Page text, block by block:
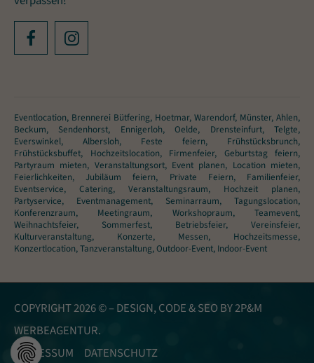
Eventlocation, Brennerei Bütfering, Hoetmar, Warendorf, Münster, Ahlen,
Beckum, Sendenhorst, Ennigerloh, Oelde, Drensteinfurt, Telgte,
Everswinkel, Albersloh, Feste feiern, Frühstücksbrunch,
Frühstücksbuffet, Hochzeitslocation, Firmenfeier, Geburtstag feiern,
Partyraum mieten, Veranstaltungsort, Event planen, Location mieten,
Feierlichkeiten, Jubiläum feiern, Private Feiern, Familienfeier,
Eventservice, Catering, Veranstaltungsraum, Hochzeit planen,
Partyservice, Eventmanagement, Seminarraum, Tagungslocation,
Konferenzraum, Meetingraum, Workshopraum, Teamevent,
Weihnachtsfeier, Sommerfest, Betriebsfeier, Vereinsfeier,
Kulturveranstaltung, Konzerte, Messen, Hochzeitsmesse,
Konzertlocation, Tanzveranstaltung, Outdoor-Event, Indoor-Event
COPYRIGHT 2026 © – DESIGN, CODE & SEO BY2P&M
WERBEAGENTUR.
IMPRESSUM
DATENSCHUTZ